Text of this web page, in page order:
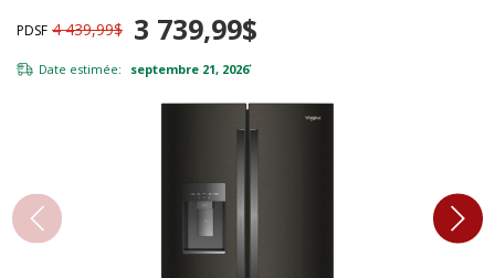
PDSF 4 439,99$ 3 739,99$
Date estimée: septembre 21, 2026*